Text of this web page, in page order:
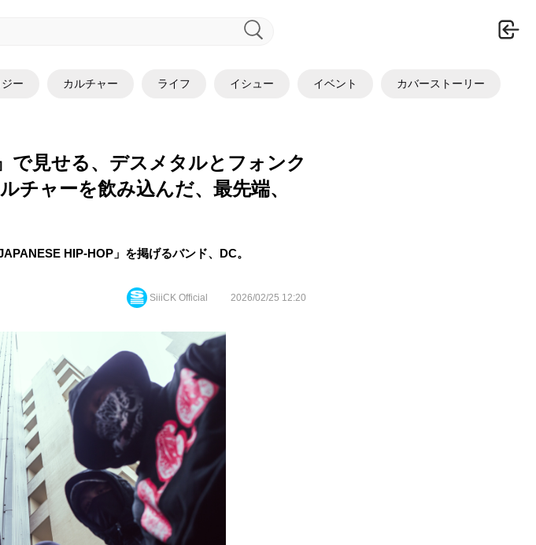
ー カルチャー ライフ イシュー イベント カバーストーリー
見せる、デスメタルとフォンク
チャーを飲み込んだ、最先端、
HIP-HOP」を掲げるバンド、DC。
SiiiCK Official 2026/02/25 12:20